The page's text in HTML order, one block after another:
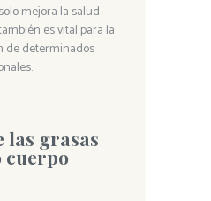
mejora la salud
es vital para la
de determinados
las grasas
cuerpo